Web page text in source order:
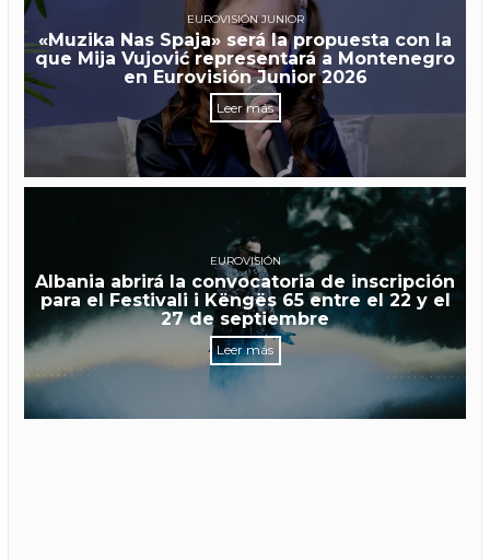
EUROVISIÓN JUNIOR
«Muzika Nas Spaja» será la propuesta con la
que Mija Vujović representará a Montenegro
en Eurovisión Junior 2026
Leer más
EUROVISIÓN
Albania abrirá la convocatoria de inscripción
para el Festivali i Këngës 65 entre el 22 y el
27 de septiembre
Leer más